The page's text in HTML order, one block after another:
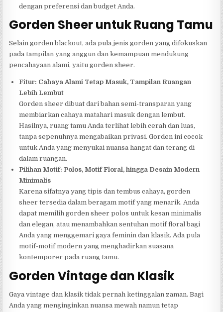
dengan preferensi dan budget Anda.
Gorden Sheer untuk Ruang Tamu
Selain gorden blackout, ada pula jenis gorden yang difokuskan
pada tampilan yang anggun dan kemampuan mendukung
pencahayaan alami, yaitu gorden sheer.
Fitur: Cahaya Alami Tetap Masuk, Tampilan Ruangan
Lebih Lembut
Gorden sheer dibuat dari bahan semi-transparan yang
membiarkan cahaya matahari masuk dengan lembut.
Hasilnya, ruang tamu Anda terlihat lebih cerah dan luas,
tanpa sepenuhnya mengabaikan privasi. Gorden ini cocok
untuk Anda yang menyukai nuansa hangat dan terang di
dalam ruangan.
Pilihan Motif: Polos, Motif Floral, hingga Desain Modern
Minimalis
Karena sifatnya yang tipis dan tembus cahaya, gorden
sheer tersedia dalam beragam motif yang menarik. Anda
dapat memilih gorden sheer polos untuk kesan minimalis
dan elegan, atau menambahkan sentuhan motif floral bagi
Anda yang menggemari gaya feminin dan klasik. Ada pula
motif-motif modern yang menghadirkan suasana
kontemporer pada ruang tamu.
Gorden Vintage dan Klasik
Gaya vintage dan klasik tidak pernah ketinggalan zaman. Bagi
Anda yang menginginkan nuansa mewah namun tetap